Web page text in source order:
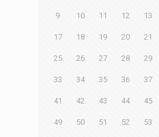
9 10 11 12 13
17 18 19 20 21
25 26 27 28 29
33 34 35 36 37
41 42 43 44 45
49 50 51 52 53